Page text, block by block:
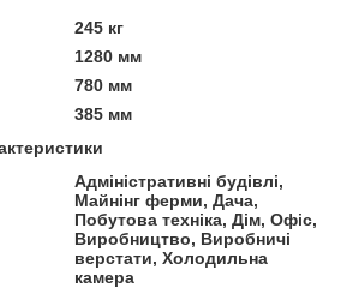
245 кг
1280 мм
780 мм
385 мм
Адміністративні будівлі,
Майнінг ферми, Дача,
Побутова техніка, Дім, Офіс,
Виробництво, Виробничі
верстати, Холодильна
камера